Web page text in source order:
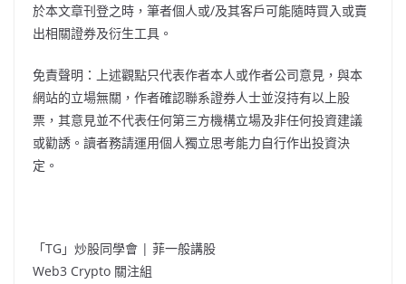
於本文章刊登之時，筆者個人或/及其客戶可能隨時買入或賣
出相關證券及衍生工具。
免責聲明：上述觀點只代表作者本人或作者公司意見，與本
網站的立場無關，作者確認聯系證券人士並沒持有以上股
票，其意見並不代表任何第三方機構立場及非任何投資建議
或勸誘。讀者務請運用個人獨立思考能力自行作出投資決
定。
「TG」炒股同學會 | 菲一般講股
Web3 Crypto 關注組